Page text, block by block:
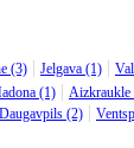
(3) | Jelgava (1) |
(1) | Aizkraukle
Daugavpils (2) |